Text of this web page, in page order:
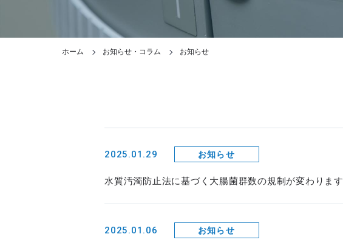
ホーム お知らせ・コラム お知らせ
2025.01.29 お知らせ
水質汚濁防止法に基づく大腸菌群数の規制が変わります
2025.01.06 お知らせ